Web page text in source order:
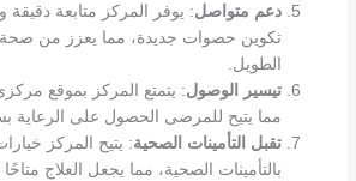
دعم متواصل: يوفر المركز متابعة دقيقة
تكوين حصوات جديدة، مما يعزز من
الطويل.
تيسير الوصول: يتمتع المركز بموقع
مما يتيح للمرضى الحصول على الرعاية
تقبل التأمينات الصحية: يتيح المركز
بالتأمينات الصحية، مما يجعل العلاج